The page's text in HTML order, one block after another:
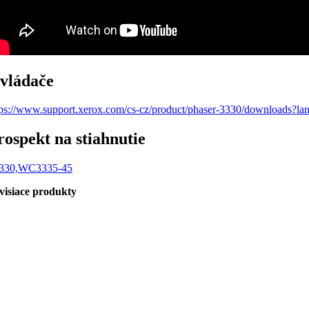
www.support.xerox.com/cs-cz/product/phaser-3330/
na stiahnutie
45
produkty